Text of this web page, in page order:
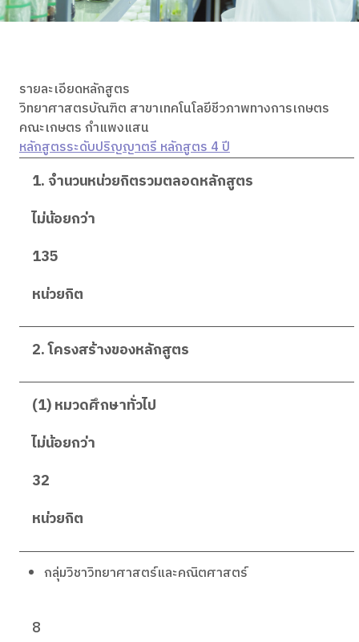
รายละเอียดหลักสูตร
วิทยาศาสตรบัณฑิต สาขาเทคโนโลยีชีวภาพทางการเกษตร
คณะเกษตร กำแพงแสน
หลักสูตรระดับปริญญาตรี หลักสูตร 4 ปี
1. จำนวนหน่วยกิตรวมตลอดหลักสูตร
ไม่น้อยกว่า
135
หน่วยกิต
2. โครงสร้างของหลักสูตร
(1) หมวดศึกษาทั่วไป
ไม่น้อยกว่า
32
หน่วยกิต
กลุ่มวิชาวิทยาศาสตร์และคณิตศาสตร์
8